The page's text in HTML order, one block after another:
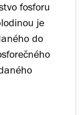
fosforu
je
do